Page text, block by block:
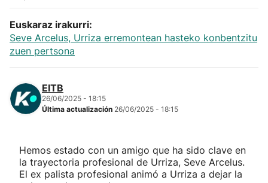
Atletismo
Carreras de montaña
"Helmuga"
Euskaraz irakurri:
Seve Arcelus, Urriza erremontean hasteko konbentzitu
zuen pertsona
EITB
26/06/2025 - 18:15
Última actualización 26/06/2025 - 18:15
Hemos estado con un amigo que ha sido clave en
la trayectoria profesional de Urriza, Seve Arcelus.
El ex palista profesional animó a Urriza a dejar la